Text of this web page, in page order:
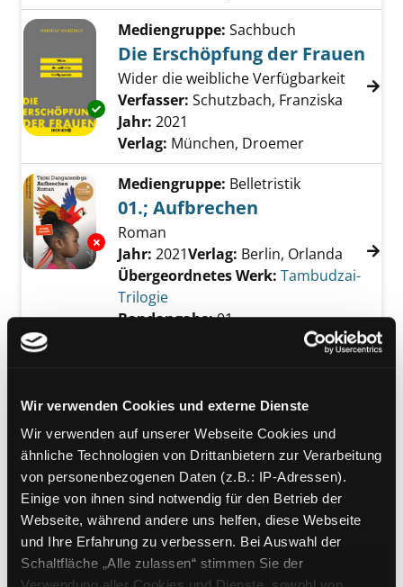
Wir verwenden Cookies und externe Dienste
Wir verwenden auf unserer Webseite Cookies und
ähnliche Technologien von Drittanbietern zur Verarbeitung
von personenbezogenen Daten (z.B.: IP-Adressen).
Einige von ihnen sind notwendig für den Betrieb der
Webseite, während andere uns helfen, diese Webseite
und Ihre Erfahrung zu verbessern. Bei Auswahl der
Schaltfläche „Alle zulassen“ stimmen Sie der
Exemplar-Details von Die Erschöpfung der
Mediengruppe: Sachbuch
Die Erschöpfung der Frauen
Wider die weibliche Verfügbarkeit
Verfasser: Schutzbach, Franziska
Jahr: 2021
Verlag: München, Droemer
Exemplar-Details von 01.; Aufbrechen
Mediengruppe: Belletristik
01.; Aufbrechen
Roman
Suche nach diesem Verfasser
Jahr: 2021Verlag: Berlin, Orlanda
Übergeordnetes Werk: Tambudzai-
Trilogie
Bandangabe:01.
Exemplar-Details von Mädchen, Frau etc.
Roman
Verfasser: Evaristo, BernardineSuche
Jahr:2021
Verlag:Berlin, Tropen-Verl.
Exemplar-Details von Mädchen, Frau etc.
Mediengruppe:Literatur MP3-CD
Mädchen, Frau etc.
ungekürzte Lesung